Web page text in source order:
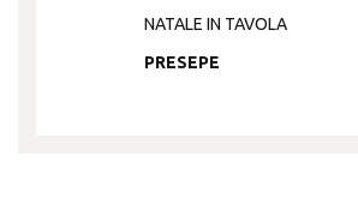
NATALE IN TAVOLA
PRESEPE